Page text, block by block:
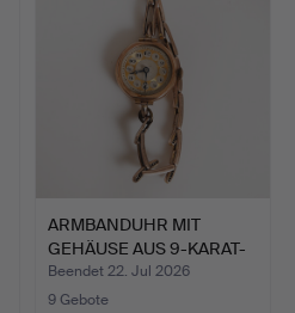
ARMBANDUHR MIT
GEHÄUSE AUS 9-KARAT-
GOLD.
Beendet 22. Jul 2026
9 Gebote